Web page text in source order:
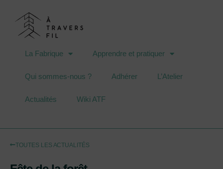
La Fabrique Apprendre et pratiquer
Qui sommes-nous ? Adhérer L’Atelier
Actualités Wiki ATF
TOUTES LES ACTUALITÉS